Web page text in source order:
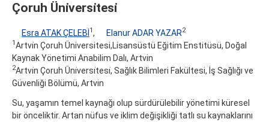
Çoruh Ünı̇versı̇tesı̇
Esra ATAK ÇELEBİ 1 , Elanur ADAR YAZAR2
1 Artvi̇n Çoruh Üniversitesi,Lisansüstü Eğitim Enstitüsü, Doğal
Kaynak Yönetimi Anabilim Dalı, Artvin
2Artvi̇n Çoruh Üni̇versi̇tesi̇, Sağlık Bilimleri Fakültesi, İş Sağlığı ve
Güvenliği Bölümü, Artvin
Su, yaşamın temel kaynağı olup sürdürülebilir yönetimi küresel
bir önceliktir. Artan nüfus ve iklim değişikliği tatlı su kaynaklarını